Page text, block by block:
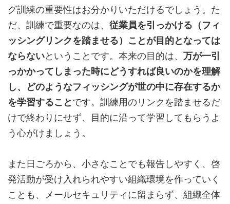
グ訓練の重要性はお分かりいただけるでしょう。た
だ、訓練で重要なのは、 従業員を引っかける（フィ
ッシングリンクを踏ませる）ことが目的となっては
ならないということです。本来の目的は、 万が一引
っかかってしまった時にどうすれば良いのかを理解
し、どのようなフィッシングが世の中に存在するか
を学習すること です。訓練用のリンクを踏ませるだ
けで終わりにせず、目的に沿って学習してもらうよ
う心がけましょう。
また日ごろから、小さなことでも報告しやすく、啓
発活動が受け入れられやすい組織環境を作っていく
ことも、メールセキュリティに留まらず、組織全体